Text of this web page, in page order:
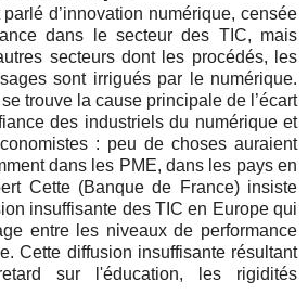
parlé d’innovation numérique, censée
dans le secteur des TIC, mais
secteurs dont les procédés, les
sont irrigués par le numérique.
trouve la cause principale de l’écart
des industriels du numérique et
: peu de choses auraient
dans les PME, dans les pays en
Cette (Banque de France) insiste
insuffisante des TIC en Europe qui
entre les niveaux de performance
Cette diffusion insuffisante résultant
sur l'éducation, les rigidités